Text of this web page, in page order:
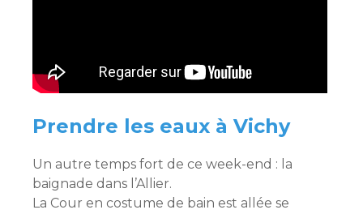
Prendre les eaux à Vichy
Un autre temps fort de ce week-end : la
baignade dans l’Allier.
La Cour en costume de bain est allée se